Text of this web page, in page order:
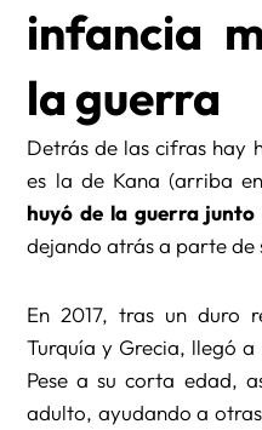
infancia
la guerra
Detrás de las cifras hay
es la de Kana (arriba
huyó de la guerra
dejando atrás a parte de
En 2017, tras un duro
Turquía y Grecia, llegó a
Pese a su corta edad,
adulto, ayudando a